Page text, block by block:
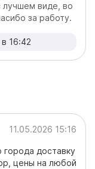
лучшем виде, во
за работу.
16:42
11.05.2026 15:16
города доставку
цены на любой